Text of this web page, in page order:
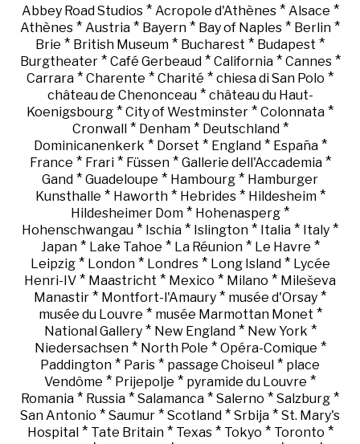
Abbey Road Studios* Acropole d'Athènes* Alsace *
Athènes * Austria * Bayern * Bay of Naples * Berlin *
Brie * British Museum * Bucharest * Budapest *
Burgtheater* Café Gerbeaud* California* Cannes*
Carrara * Charente * Charité * chiesa di San Polo *
château de Chenonceau* château du Haut-
Koenigsbourg * City of Westminster * Colonnata *
Cronwall* Denham* Deutschland*
Dominicanenkerk * Dorset * England* España*
France * Frari* Füssen* Gallerie dell'Accademia*
Gand * Guadeloupe * Hambourg * Hamburger
Kunsthalle * Haworth* Hebrides* Hildesheim*
Hildesheimer Dom * Hohenasperg *
Hohenschwangau * Ischia * Islington * Italia * Italy *
Japan* Lake Tahoe * La Réunion* Le Havre *
Leipzig* London* Londres* Long Island* Lycée
Henri-IV * Maastricht * Mexico * Milano * Mileševa
Manastir * Montfort-l'Amaury * musée d'Orsay *
musée du Louvre * musée Marmottan Monet *
National Gallery* New England* New York *
Niedersachsen* North Pole * Opéra-Comique *
Paddington * Paris * passage Choiseul * place
Vendôme * Prijepolje * pyramide du Louvre *
Romania * Russia * Salamanca * Salerno * Salzburg *
San Antonio * Saumur * Scotland * Srbija * St. Mary's
Hospital* Tate Britain* Texas* Tokyo * Toronto *